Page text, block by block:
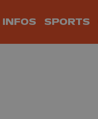
INFOS SPORTS